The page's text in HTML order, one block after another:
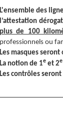
L'ensemble des
l’attestation
plus de 100
professionnels ou
Les masques seront
La notion de 1e et 2e
Les contrôles